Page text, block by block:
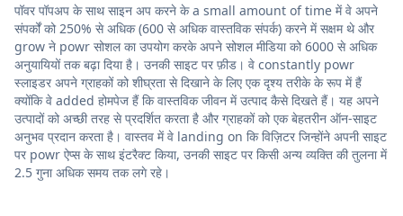
पॉवर पॉपअप के साथ साइन अप करने के a small amount of time में वे अपने
संपर्कों को 250% से अधिक (600 से अधिक वास्तविक संपर्क) करने में सक्षम थे और
grow ने powr सोशल का उपयोग करके अपने सोशल मीडिया को 6000 से अधिक
अनुयायियों तक बढ़ा दिया है। उनकी साइट पर फ़ीड। वे constantly powr
स्लाइडर अपने ग्राहकों को शीघ्रता से दिखाने के लिए एक दृश्य तरीके के रूप में हैं
क्योंकि वे added होमपेज हैं कि वास्तविक जीवन में उत्पाद कैसे दिखते हैं। यह अपने
उत्पादों को अच्छी तरह से प्रदर्शित करता है और ग्राहकों को एक बेहतरीन ऑन-साइट
अनुभव प्रदान करता है। वास्तव में वे landing on कि विज़िटर जिन्होंने अपनी साइट
पर powr ऐप्स के साथ इंटरैक्ट किया, उनकी साइट पर किसी अन्य व्यक्ति की तुलना में
2.5 गुना अधिक समय तक लगे रहे।